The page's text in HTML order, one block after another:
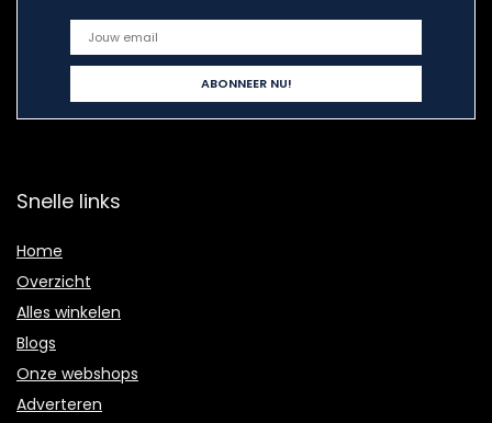
Snelle links
Home
Overzicht
Alles winkelen
Blogs
Onze webshops
Adverteren